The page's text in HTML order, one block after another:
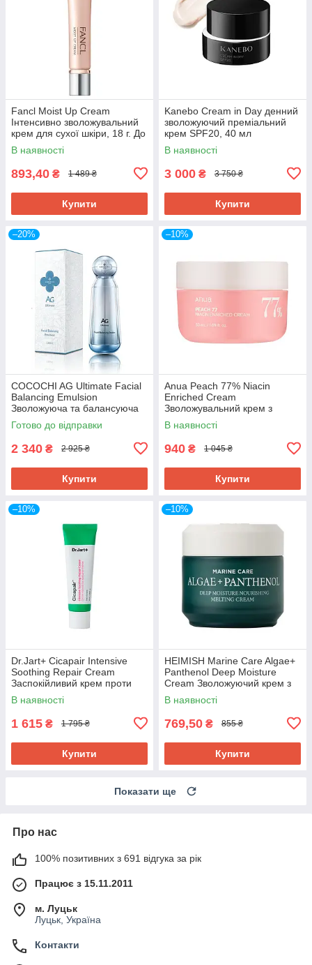
Fancl Moist Up Cream
Інтенсивно зволожувальний
крем для сухої шкіри, 18 г. До
10/2026
В наявності
893,40 ₴ 1 489 ₴
Купити
Kanebo Cream in Day денний
зволожуючий преміальний
крем SPF20, 40 мл
В наявності
3 000 ₴ 3 750 ₴
Купити
–20%
COCOCHI AG Ultimate Facial
Balancing Emulsion
Зволожуюча та балансуюча
емульсія, 130 мл
Готово до відправки
2 340 ₴ 2 925 ₴
Купити
–10%
Anua Peach 77% Niacin
Enriched Cream
Зволожувальний крем з
екстратком персика, 50 мл.
До 05/2027
В наявності
940 ₴ 1 045 ₴
Купити
–10%
Dr.Jart+ Cicapair Intensive
Soothing Repair Cream
Заспокійливий крем проти
почервонінь, 50 мл. До
05/2027
В наявності
1 615 ₴ 1 795 ₴
Купити
–10%
HEIMISH Marine Care Algae+
Panthenol Deep Moisture
Cream Зволожуючий крем з
морськими екстрактами, 55
мл. До 04/2027
В наявності
769,50 ₴ 855 ₴
Купити
Показати ще
Про нас
100% позитивних з 691 відгука за рік
Працює з 15.11.2011
м. Луцьк
Луцьк, Україна
Контакти